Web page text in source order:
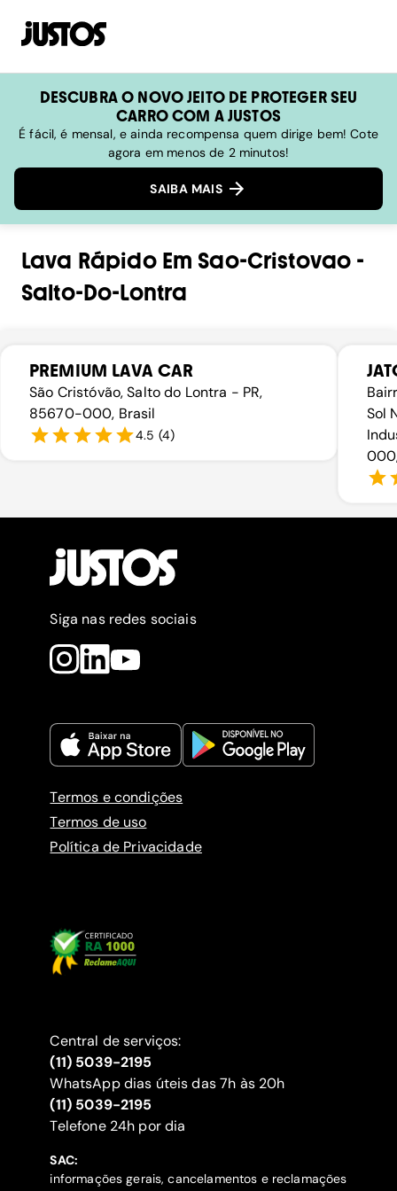
DESCUBRA O NOVO JEITO DE PROTEGER SEU
CARRO COM A JUSTOS
É fácil, é mensal, e ainda recompensa quem dirige bem! Cote
agora em menos de 2 minutos!
SAIBA MAIS
Lava RápidoEm Sao-Cristovao -
Salto-Do-Lontra
PREMIUM LAVA CAR
São Cristóvão, Salto do Lontra - PR,
85670-000, Brasil
4.5 (4)
Sol
Siga nas redes sociais
Termos e condições
Termos de uso
Política de Privacidade
Central de serviços:
(11) 5039-2195
WhatsApp dias úteis das 7h às 20h
(11) 5039-2195
‍Telefone 24h por dia
SAC:
informações gerais, cancelamentos e reclamações